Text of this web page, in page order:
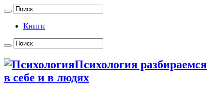
Книги
Психология разбираемся
в себе и в людях